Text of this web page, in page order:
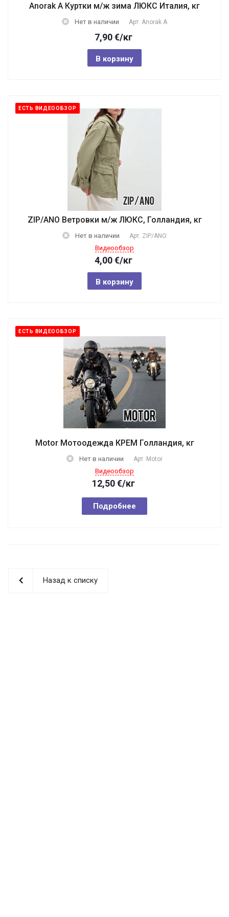
Anorak A Куртки м/ж зима ЛЮКС Италия, кг
Нет в наличии Арт. Anorak A
7,90€/кг
В корзину
ЕСТЬ ВИДЕООБЗОР
ZIP/ANO Ветровки м/ж ЛЮКС, Голландия, кг
Нет в наличии Арт. ZIP/ANO
Видеообзор
4,00€/кг
В корзину
ЕСТЬ ВИДЕООБЗОР
Motor Мотоодежда КРЕМ Голландия, кг
Нет в наличии Арт. Motor
Видеообзор
12,50€/кг
Подробнее
Назад к списку